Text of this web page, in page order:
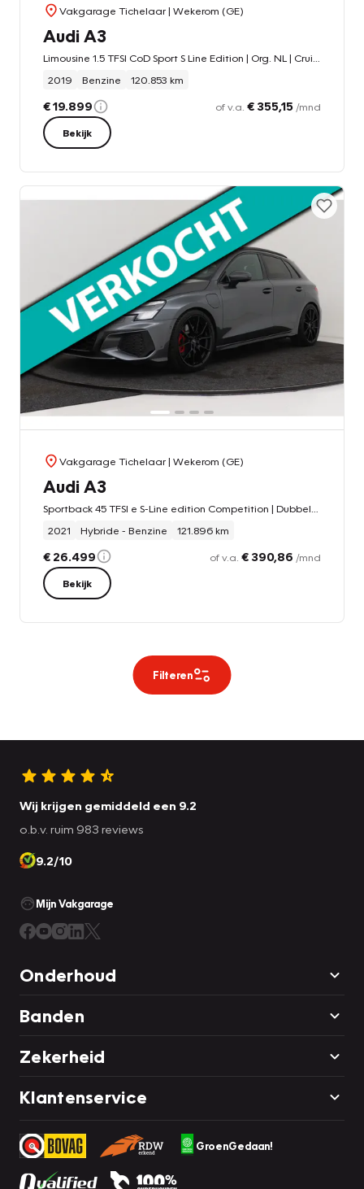
Vakgarage Tichelaar| Wekerom (GE)
Audi A3
2019
Benzine 120.853 km
€ 19.899 of v.a. € 355,15 /mnd
Bekijk
Vakgarage Tichelaar| Wekerom (GE)
Audi A3
2021
Hybride - Benzine 121.896 km
€ 26.499 of v.a. € 390,86 /mnd
Bekijk
Filteren
Wij krijgen gemiddeld een 9.2
o.b.v. ruim 983 reviews
9.2/10
Mijn Vakgarage
Onderhoud
Banden
Zekerheid
Klantenservice
GroenGedaan!